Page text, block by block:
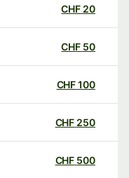
20
CHF
50
CHF
100
CHF
250
CHF
500
CHF